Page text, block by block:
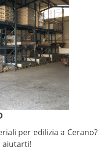
per edilizia a Cerano?
aiutarti!